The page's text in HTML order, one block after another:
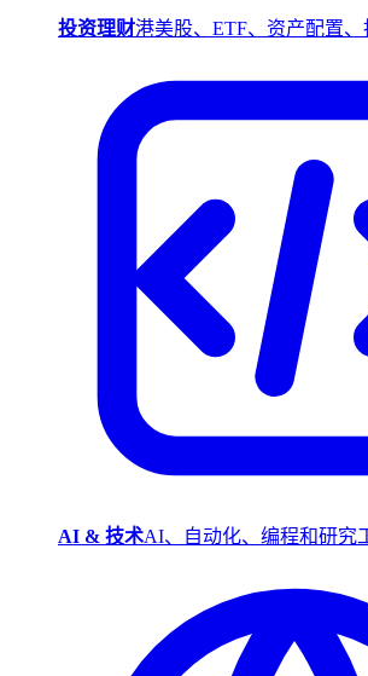
投资理财港美股、ETF、资产配置、
AI & 技术AI、自动化、编程和研究